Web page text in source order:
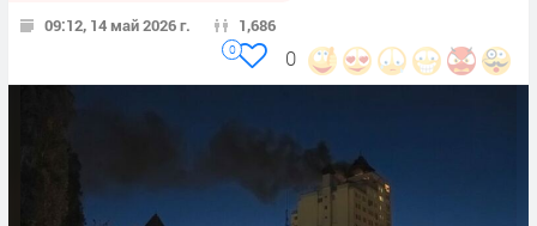
09:12, 14 май 2026 г. 1,686
0
0